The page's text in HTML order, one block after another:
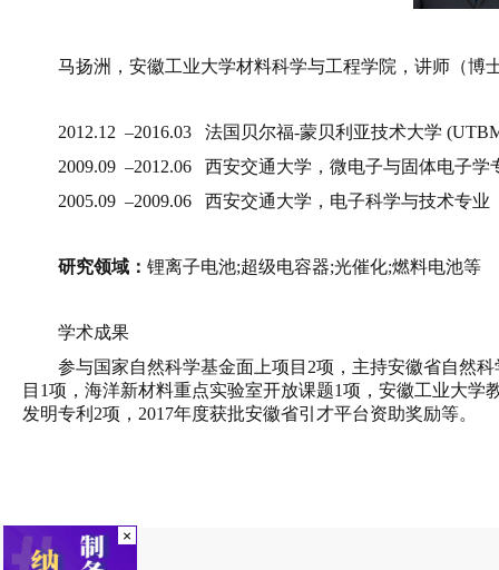
马扬洲，安徽工业大学材料科学与工程学院，讲师（博
2012.12 –2016.03 法国贝尔福-蒙贝利亚技术大学
2009.09 –2012.06
西安交通大学，微电子与固体电子
2005.09 –2009.06
西安交通大学，电子科学与技术专
研究领域： 锂离子电池;超级电容器;光催化;燃料电池等
学术成果
参与国家自然科学基金面上项目 2项，主持安徽省自然
目1项，海洋新材料重点实验室开放课题1项，安徽工业大
发明专利2项，2017年度获批安徽省引才平台资助奖励等。
×